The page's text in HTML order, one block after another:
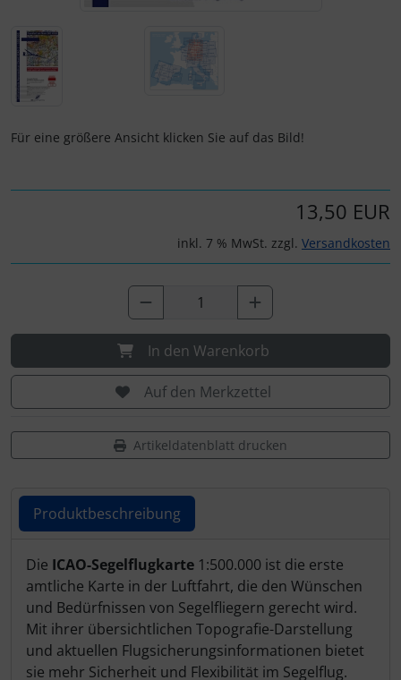
Für eine größere Ansicht klicken Sie auf das Bild!
13,50 EUR
inkl. 7 % MwSt. zzgl. Versandkosten
In den Warenkorb
Auf den Merkzettel
Artikeldatenblatt drucken
Produktbeschreibung
Produktbeschreibung
Die ICAO-Segelflugkarte 1:500.000 ist die erste
amtliche Karte in der Luftfahrt, die den Wünschen
und Bedürfnissen von Segelfliegern gerecht wird.
Mit ihrer übersichtlichen Topografie-Darstellung
und aktuellen Flugsicherungsinformationen bietet
sie mehr Sicherheit und Flexibilität im Segelflug.
Instrumente
Mückenputzer
Navigation
Reifen, Schläuche und Co.
Schrauben, Muttern & Co.
Schutz und Pflege
Schutztaschen Interieur
Tapes und Tuning
Transponder
Sonstiges
Schlüsselanhänger
Schmuck
Taschen
Thermikhüte